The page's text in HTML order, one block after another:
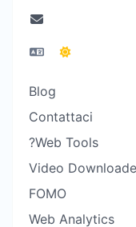
Blog
Contattaci
?Web Tools
Video
FOMO
Web Analytics